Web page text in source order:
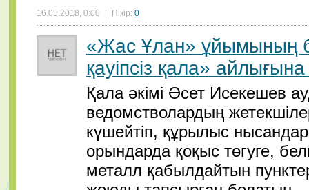
16.05.2018, 0:00 Пікір: 0
«Жас Ұлан» ұйымының
қауіпсіз қала»
Қала әкімі Әсет Исекешев
ведомстволардың
күшейтіп, құрылыс
орындарда қоқыс төгуге,
металл қабылдайтын